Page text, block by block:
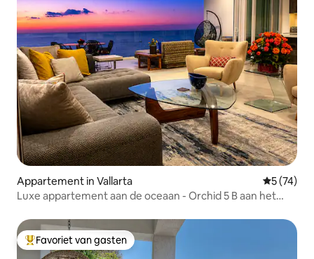
Appartement in Vallarta
5 (74)
Luxe appartement aan de oceaan - Orchid 5 B aan het
Topfavoriet van gasten
Favoriet van gasten